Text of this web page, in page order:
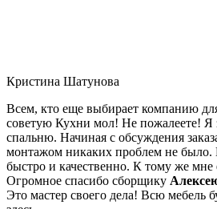
Кристина Шатунова
Всем, кто еще выбирает компанию
советую Кухни мол! Не пожалеете! Я
спальню. Начиная с обсуждения
монтажом никаких проблем не было.
быстро и качественно. К тому же мне
Огромное спасибо сборщику
Это мастер своего дела! Всю мебель